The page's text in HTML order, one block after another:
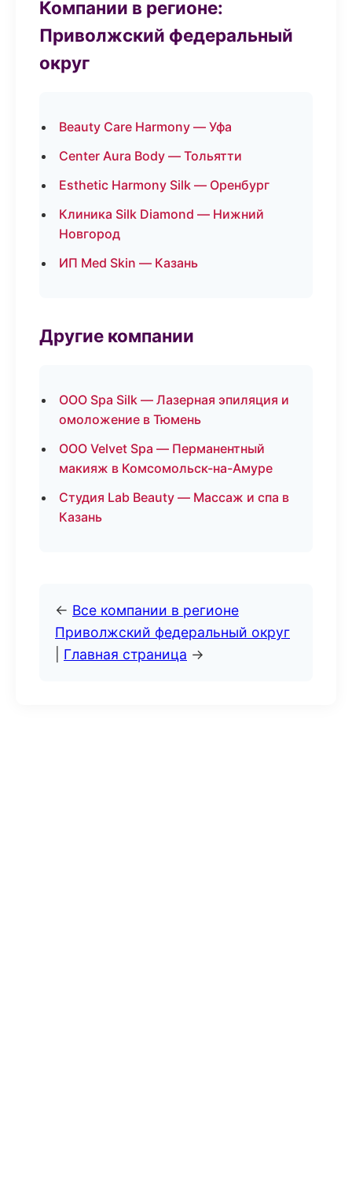
Компании в регионе:
Приволжский федеральный
округ
Beauty Care Harmony — Уфа
Center Aura Body — Тольятти
Esthetic Harmony Silk — Оренбург
Клиника Silk Diamond — Нижний
Новгород
ИП Med Skin — Казань
Другие компании
ООО Spa Silk — Лазерная эпиляция и
омоложение в Тюмень
ООО Velvet Spa — Перманентный
макияж в Комсомольск-на-Амуре
Студия Lab Beauty — Массаж и спа в
Казань
← Все компании в регионе
Приволжский федеральный округ
Главная страница →